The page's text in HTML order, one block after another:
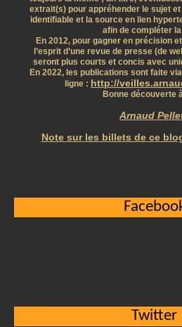
extrait(s) pour appréhender le sujet et
identifiable et la source en lien
afin de compléter
En 2012, pour gagner en précision
l’esprit d’une revue de presse (de
seront plus courts et concis avec
En 2022, les publications sont faite
ligne : http://
Bonne découverte
Arnaud
Note sur les billets de ce
Twitter